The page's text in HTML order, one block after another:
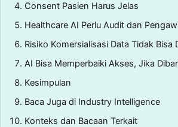
Consent Pasien Harus Jelas
Healthcare AI Perlu Audit dan
Risiko Komersialisasi Data Tidak Bisa
AI Bisa Memperbaiki Akses, Jika
Kesimpulan
Baca Juga di Industry Intelligence
Konteks dan Bacaan Terkait